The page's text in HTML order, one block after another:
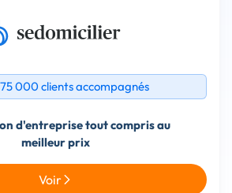
75 000 clients accompagnés
d'entreprise tout compris au
meilleur prix
Voir